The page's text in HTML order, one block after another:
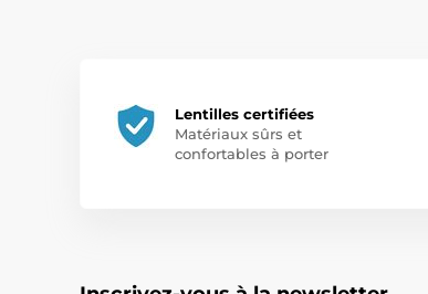
Lentilles certifiées
Matériaux sûrs et
confortables à porter